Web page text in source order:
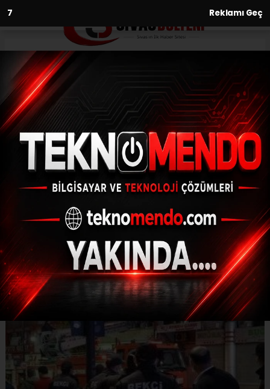
6 Reklamı Geç
Anasayfa
Bekçilerin dikkati olası bir
faciayı önledi
28.06.2021 - 03:53, Güncelleme: 28.06.2021 - 03:53
Sivas'ta bir internet kafede çıkan yangın
devriye gezen bekçilerin dikkati sayesinde
büyümeden söndürüldü.
ABONE OL